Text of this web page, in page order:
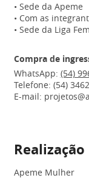
• Sede da Apeme
• Com as
• Sede da Liga
Compra de
WhatsApp: (54)
Telefone: (54)
E-mail:
Realização
Apeme Mulher